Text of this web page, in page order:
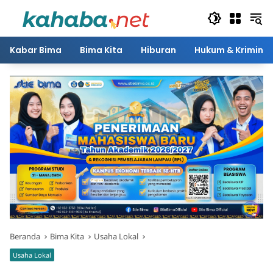
Kabar Bima Bima Kita Hiburan Hukum & Kriminal
Beranda Bima Kita Usaha Lokal
Usaha Lokal